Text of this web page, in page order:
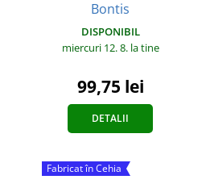
Bontis
DISPONIBIL
miercuri 12. 8. la tine
99,75 lei
DETALII
Fabricat în Cehia